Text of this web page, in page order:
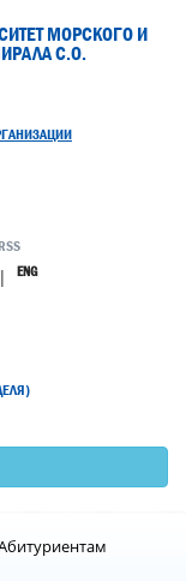
МОРСКОГО И
С.О.
| ENG